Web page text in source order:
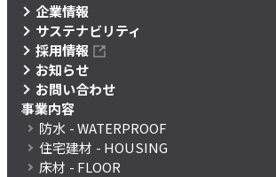
企業情報
サステナビリティ
採用情報
お知らせ
お問い合わせ
事業内容
防水 - WATERPROOF
住宅建材 - HOUSING
床材 - FLOOR